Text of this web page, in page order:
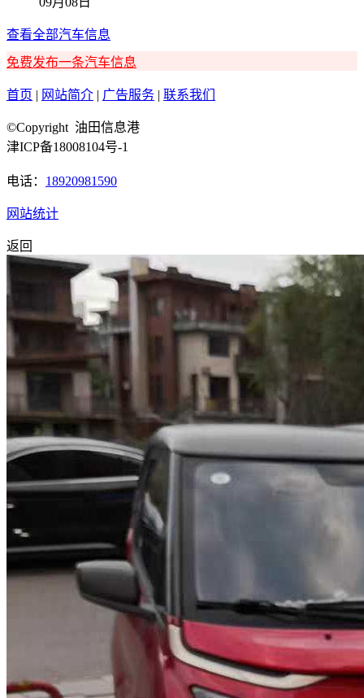
查看全部汽车信息
免费发布一条汽车信息
首页 | 网站简介 | 广告服务 | 联系我们
©Copyright 油田信息港
津ICP备18008104号-1
电话： 18920981590
网站统计
返回